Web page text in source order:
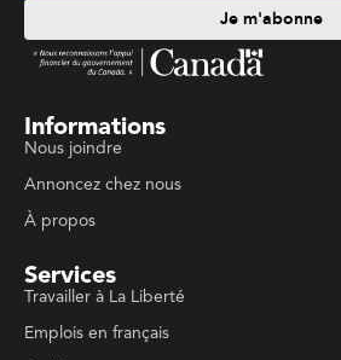
Je m'abonne
Informations
Nous joindre
Annoncez chez nous
À propos
Services
Travailler à La Liberté
Emplois en français